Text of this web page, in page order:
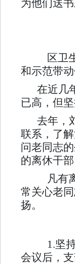
为他们送
区卫
和示范带动
在近几
已高，但
去年，
联系，了
问老同志
的离休干
凡有
常关心老
扬。
1.坚
会议后，